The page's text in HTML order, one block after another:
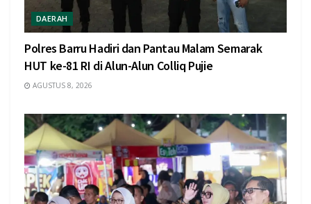
DAERAH
Polres Barru Hadiri dan Pantau Malam Semarak
HUT ke-81 RI di Alun-Alun Colliq Pujie
AGUSTUS 8, 2026